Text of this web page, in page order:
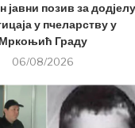
јавни позив за додјелу
у пчеларству у
Мркоњић Граду
06/08/2026